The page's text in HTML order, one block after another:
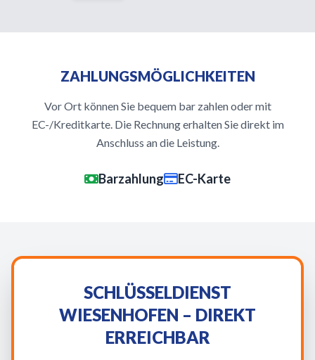
ZAHLUNGSMÖGLICHKEITEN
Vor Ort können Sie bequem bar zahlen oder mit
EC-/Kreditkarte. Die Rechnung erhalten Sie direkt im
Anschluss an die Leistung.
Barzahlung EC-Karte
SCHLÜSSELDIENST
WIESENHOFEN – DIREKT
ERREICHBAR